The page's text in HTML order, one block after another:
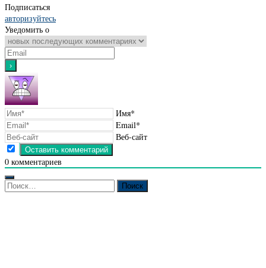
Подписаться
авторизуйтесь
Уведомить о
Имя*
Email*
Веб-сайт
0 комментариев
Найти: